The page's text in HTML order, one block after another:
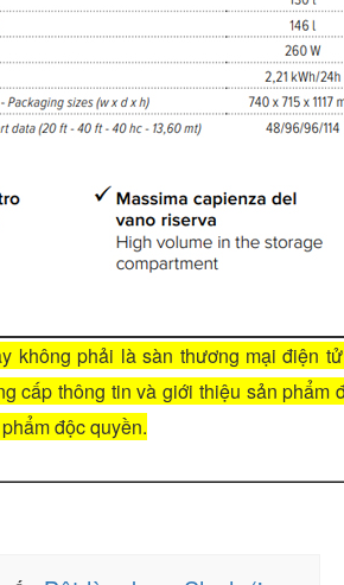
không phải là sàn thương mại điện
cấp thông tin và giới thiệu sản phẩm
độc quyền.